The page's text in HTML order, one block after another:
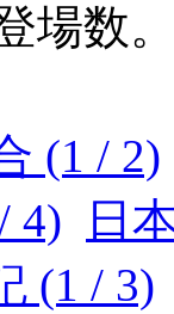
場数
(1 / 2)
4)
日
(1 / 3)